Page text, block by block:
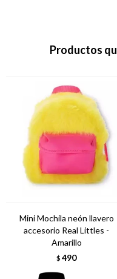
Productos
Mini Mochila neón llavero
accesorio Real Littles -
Amarillo
$ 490